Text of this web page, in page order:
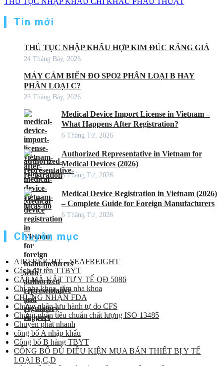
Tin mới
THỦ TỤC NHẬP KHẨU HỢP KIM ĐÚC RĂNG GIẢ
24 Tháng Bảy, 2026
MÁY CẢM BIẾN ĐO SPO2 PHÂN LOẠI B HAY
PHÂN LOẠI C?
23 Tháng Bảy, 2026
Medical Device Import License in Vietnam –
What Happens After Registration?
6 Tháng Tư, 2026
Authorized Representative in Vietnam for
Medical Devices (2026)
6 Tháng Tư, 2026
Medical Device Registration in Vietnam (2026)
– Complete Guide for Foreign Manufacturers
6 Tháng Tư, 2026
Chuyên mục
AIRFREIGHT – SEAFREIGHT
Cách đặt tên TTBYT
CẤP MÃ VẬT TƯ Y TẾ QĐ 5086
Chỉ nha khoa, tăm nha khoa
CHỨNG NHẬN FDA
Chứng nhận lưu hành tự do CFS
Chứng nhận tiêu chuẩn chất lượng ISO 13485
Chuyển phát nhanh
công bố A nhập khẩu
Công bố B hàng TBYT
CÔNG BỐ ĐỦ ĐIỀU KIỆN MUA BÁN THIẾT BỊ Y TẾ
LOẠI B,C,D